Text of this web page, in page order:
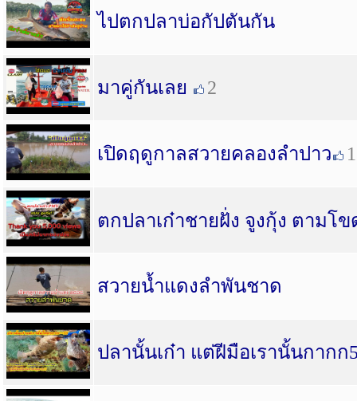
ไปตกปลาบ่อกัปตันกัน
มาคู่กันเลย 2
เปิดฤดูกาลสวายคลองลำปาว 1
ตกปลาเก๋าชายฝั่ง จูงกุ้ง ตามโ
สวายน้ำแดงลำพันชาด
ปลานั้นเก๋า แต่ฝีมือเรานั้นกากก